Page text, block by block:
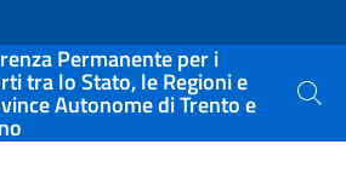
Permanente per i
tra lo Stato, le Regioni e
Autonome di Trento e Cerca